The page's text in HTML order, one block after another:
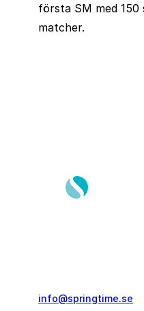
första SM med 150
matcher.
info@springtime.se